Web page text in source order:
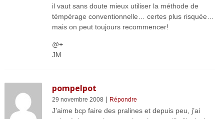
il vaut sans doute mieux utiliser la méthode de
témpérage conventionnelle… certes plus risquée…
mais on peut toujours recommencer!
@+
JM
pompelpot
29 novembre 2008 | Répondre
J’aime bcp faire des pralines et depuis peu, j’ai